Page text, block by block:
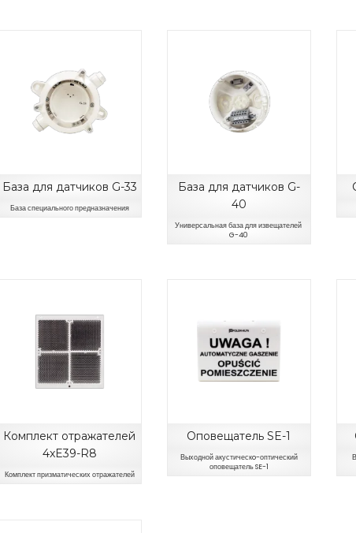
База для датчиков G-33
База специального предназначения
База для датчиков G-
40
Универсальная база для извещателей
G-40
Комплект отражателей
4xE39-R8
Комплект призматических отражателей
Оповещатель SE-1
Выходной акустическo-оптический
оповещатель SE-1